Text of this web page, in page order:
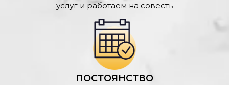
услуг и работаем на совесть
ПОСТОЯНСТВО